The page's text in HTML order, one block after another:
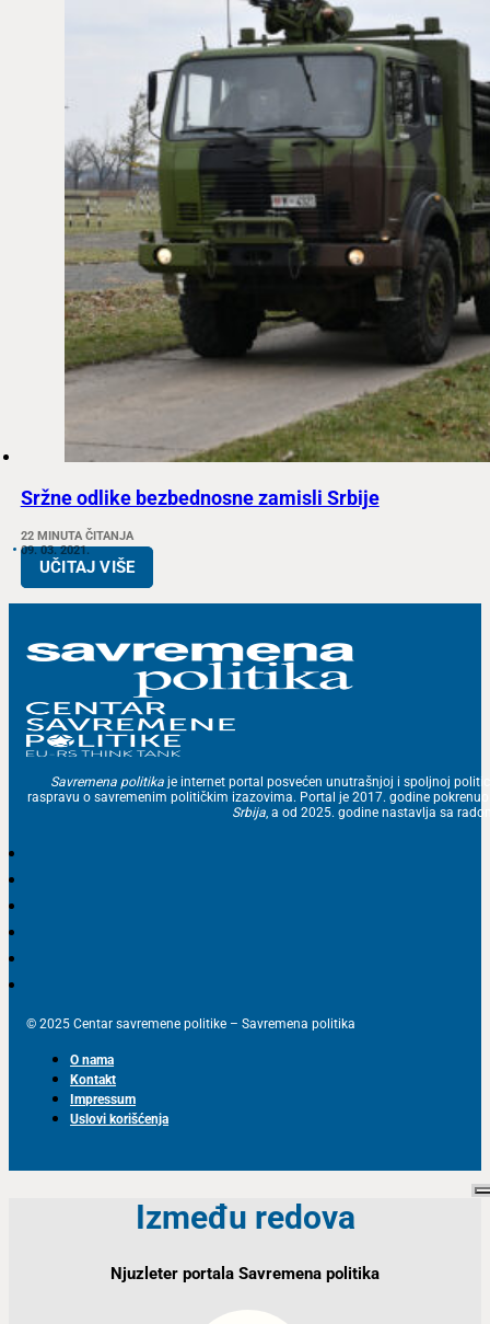
Sržne odlike bezbednosne zamisli Srbije
22 MINUTA ČITANJA
09. 03. 2021.
UČITAJ VIŠE
Savremena politika je internet portal posvećen unutrašnjoj i spoljnoj
raspravu o savremenim političkim izazovima. Portal je 2017. godine
Srbija, a od 2025. godine nastavlja sa
© 2025 Centar savremene politike – Savremena politika
O nama
Kontakt
Impressum
Uslovi korišćenja
Između redova
Njuzleter portala Savremena politika